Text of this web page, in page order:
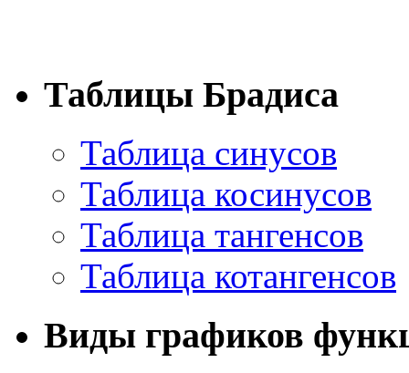
Таблицы Брадиса
Таблица синусов
Таблица косинусов
Таблица тангенсов
Таблица котангенсов
Виды графиков